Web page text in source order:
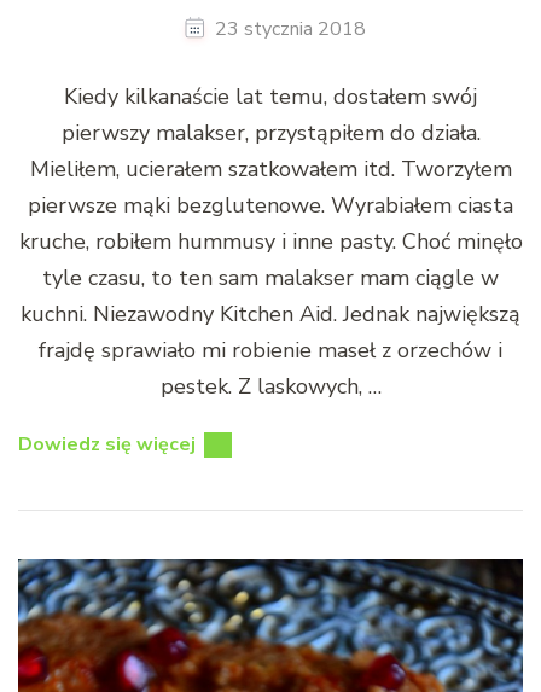
23 stycznia 2018
Kiedy kilkanaście lat temu, dostałem swój
pierwszy malakser, przystąpiłem do działa.
Mieliłem, ucierałem szatkowałem itd. Tworzyłem
pierwsze mąki bezglutenowe. Wyrabiałem ciasta
kruche, robiłem hummusy i inne pasty. Choć minęło
tyle czasu, to ten sam malakser mam ciągle w
kuchni. Niezawodny Kitchen Aid. Jednak największą
frajdę sprawiało mi robienie maseł z orzechów i
pestek. Z laskowych, …
Dowiedz się więcej